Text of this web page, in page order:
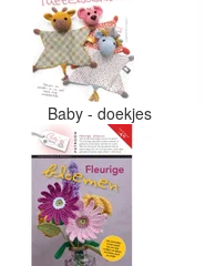
Baby - doekjes